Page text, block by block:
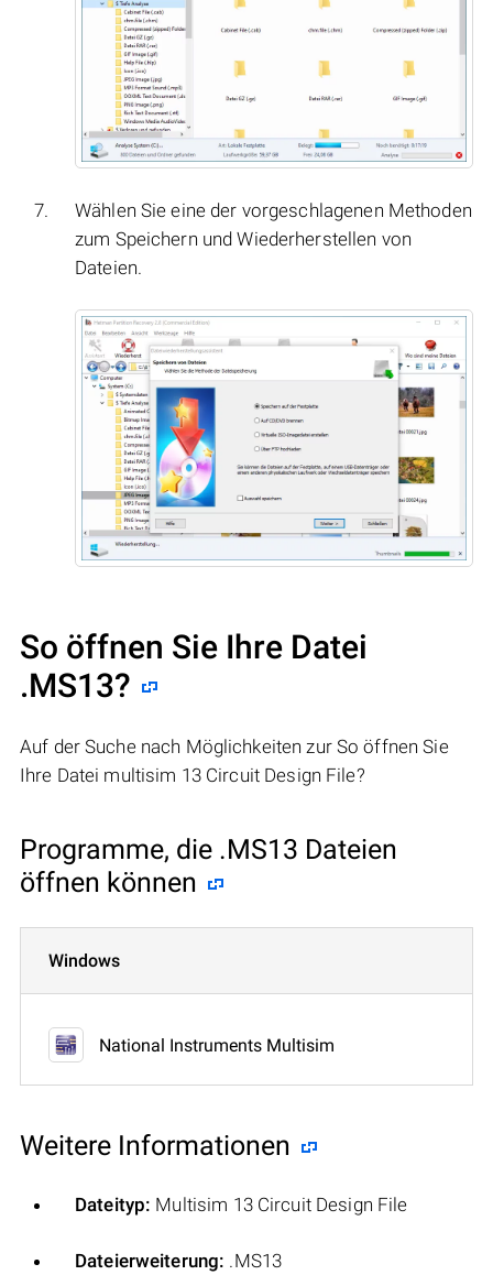
Wählen Sie eine der vorgeschlagenen Methoden
zum Speichern und Wiederherstellen von
Dateien.
So öffnen Sie Ihre Datei
.MS13?
Auf der Suche nach Möglichkeiten zur So öffnen Sie
Ihre Datei multisim 13 Circuit Design File?
Programme, die .MS13 Dateien
öffnen können
Windows
National Instruments Multisim
Weitere Informationen
Dateityp: Multisim 13 Circuit Design File
Dateierweiterung: .MS13